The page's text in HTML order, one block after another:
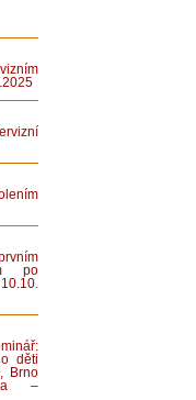
po
děti
Brno
–